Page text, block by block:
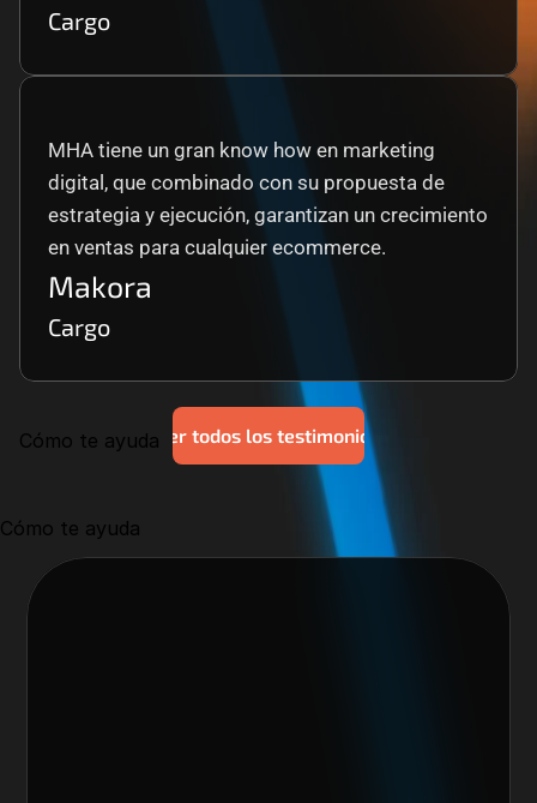
Cómo te ayuda
Ver todos los testimonios
Cargo
MHA tiene un gran know how en marketing
digital, que combinado con su propuesta de
estrategia y ejecución, garantizan un crecimiento
en ventas para cualquier ecommerce.
Makora
Cargo
Cómo te ayuda